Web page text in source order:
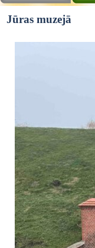
Jūras muzejā